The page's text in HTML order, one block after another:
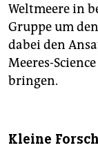
Weltmeere in
Gruppe um
dabei den
Meeres-
bringen.
Kleine